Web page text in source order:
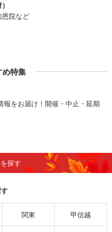
院など
め特集
報をお届け！開催・中止・延期
探す
関東 甲信越